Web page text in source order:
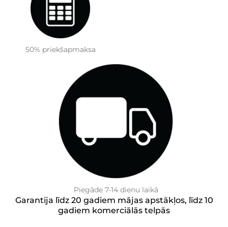
50% priekšapmaksa
Piegāde 7-14 dienu laikā
Garantija līdz 20 gadiem mājas apstākļos, līdz 10
gadiem komerciālās telpās